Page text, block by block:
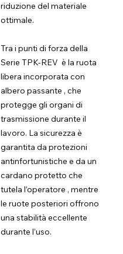
riduzione del materiale
ottimale.
Tra i punti di forza della
Serie TPK-REV è la ruota
libera incorporata con
albero passante , che
protegge gli organi di
trasmissione durante il
lavoro. La sicurezza è
garantita da protezioni
antinfortunistiche e da un
cardano protetto che
tutela l’operatore , mentre
le ruote posteriori offrono
una stabilità eccellente
durante l’uso.